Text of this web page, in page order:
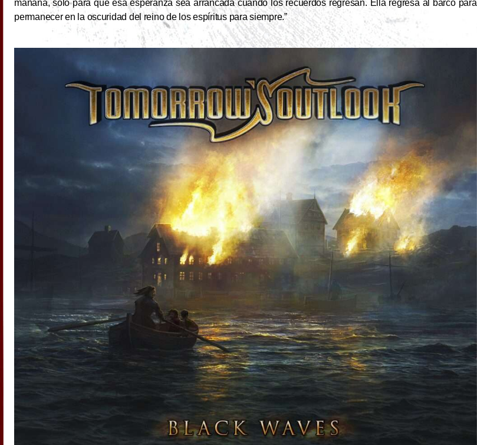
mañana, solo para que esa esperanza sea arrancada cuando los recuerdos regresan. Ella regresa al barco para
permanecer en la oscuridad del reino de los espíritus para siempre.”